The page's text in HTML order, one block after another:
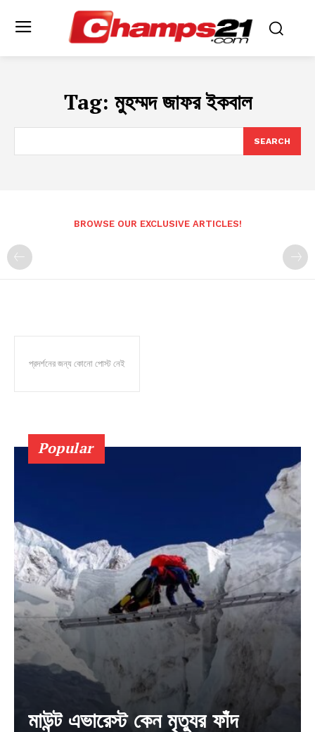
Tag: মুহম্মদ জাফর ইকবাল
SEARCH
BROWSE OUR EXCLUSIVE ARTICLES!
প্রদর্শনের জন্য কোনো পোস্ট নেই
Popular
মাউন্ট এভারেস্ট কেন মৃত্যুর ফাঁদ